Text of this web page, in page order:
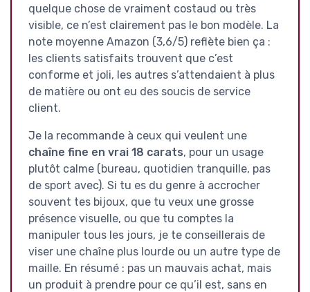
quelque chose de vraiment costaud ou très
visible, ce n’est clairement pas le bon modèle. La
note moyenne Amazon (3,6/5) reflète bien ça :
les clients satisfaits trouvent que c’est
conforme et joli, les autres s’attendaient à plus
de matière ou ont eu des soucis de service
client.
Je la recommande à ceux qui veulent une
chaîne fine en vrai 18 carats, pour un usage
plutôt calme (bureau, quotidien tranquille, pas
de sport avec). Si tu es du genre à accrocher
souvent tes bijoux, que tu veux une grosse
présence visuelle, ou que tu comptes la
manipuler tous les jours, je te conseillerais de
viser une chaîne plus lourde ou un autre type de
maille. En résumé : pas un mauvais achat, mais
un produit à prendre pour ce qu’il est, sans en